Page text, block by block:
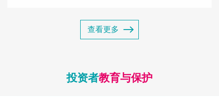
查看更多
投资者教育与保护